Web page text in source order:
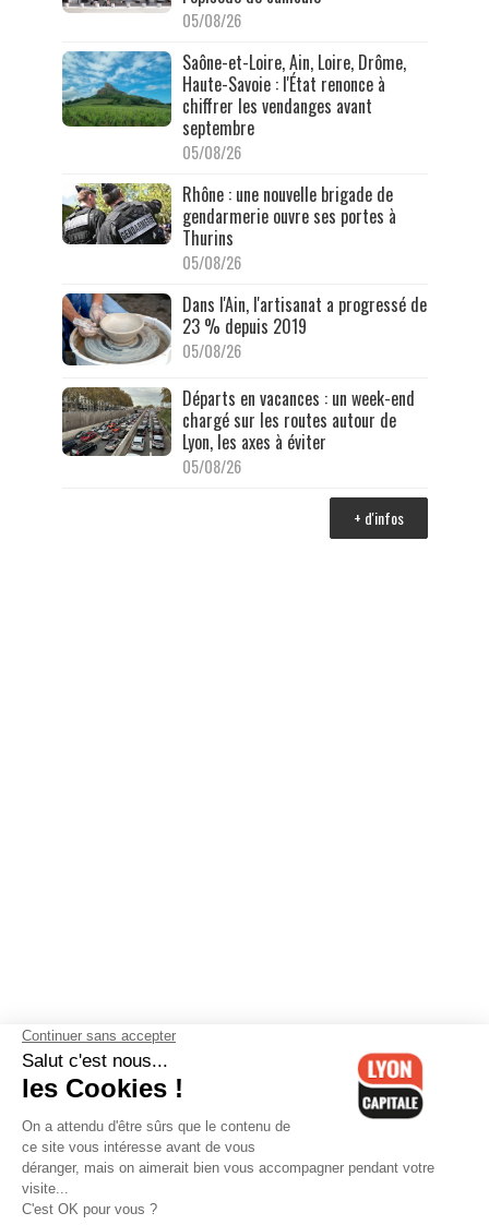
05/08/26
Saône-et-Loire, Ain, Loire, Drôme,
Haute-Savoie : l'État renonce à
chiffrer les vendanges avant
septembre
05/08/26
Rhône : une nouvelle brigade de
gendarmerie ouvre ses portes à
Thurins
05/08/26
Dans l'Ain, l'artisanat a progressé de
23 % depuis 2019
05/08/26
Départs en vacances : un week-end
chargé sur les routes autour de
Lyon, les axes à éviter
05/08/26
+ d'infos